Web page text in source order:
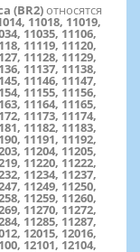
(BR2)относятся
11018, 11019,
11035, 11106,
11119, 11120,
11128, 11129,
11137, 11138,
11146, 11147,
11155, 11156,
11164, 11165,
11173, 11174,
11182, 11183,
11191, 11192,
11204, 11205,
11220, 11222,
11234, 11237,
11249, 11250,
11259, 11260,
11270, 11272,
11285, 11287,
12015, 12016,
12101, 12104,